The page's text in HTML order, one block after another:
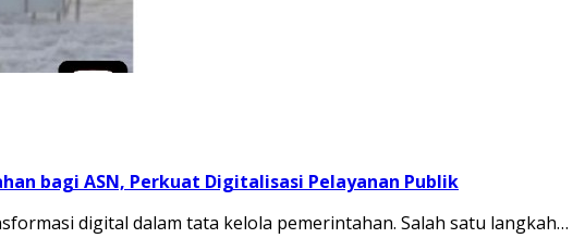
bagi ASN, Perkuat Digitalisasi Pelayanan Publik
digital dalam tata kelola pemerintahan. Salah satu langkah…